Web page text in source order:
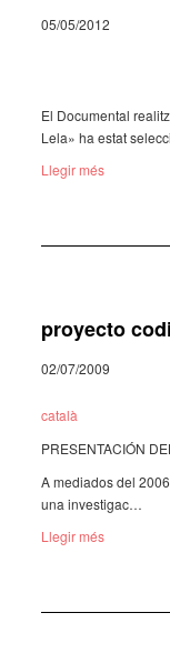
05/05/2012
El Docu­men­tal
Lela» ha estat
Llegir més
proyecto
02/07/2009
català
PRESEN­TA­CIÓN
A medi­a­dos del
una inves­ti­gac…
Llegir més